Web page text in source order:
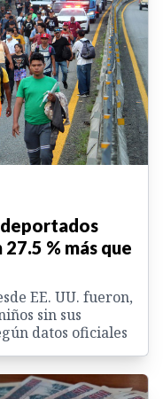
27.5 % más que
EE. UU. fueron,
sin sus
datos oficiales